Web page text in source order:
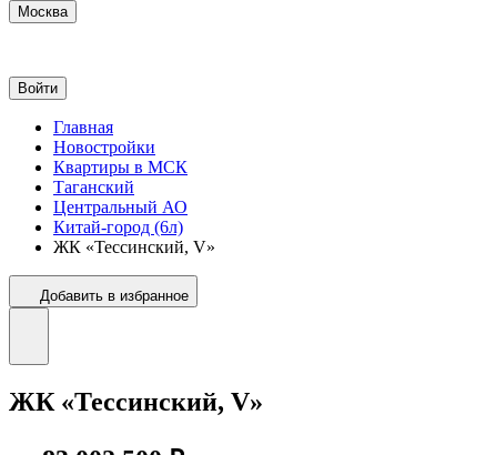
Москва
Войти
Главная
Новостройки
Квартиры в МСК
Таганский
Центральный АО
Китай-город (6л)
ЖК «Тессинский, V»
Добавить в избранное
ЖК «Тессинский, V»